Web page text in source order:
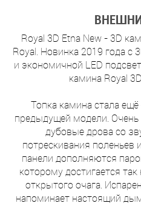
Royal 3D Etna New - 3D
Royal. Новинка 2019 года с
и экономичной LED
камина Royal
Топка камина стала
предыдущей модели.
дубовые дрова со
потрескивания поленьев
панели дополняются
которому достигается
открытого очага.
напоминает настоящий